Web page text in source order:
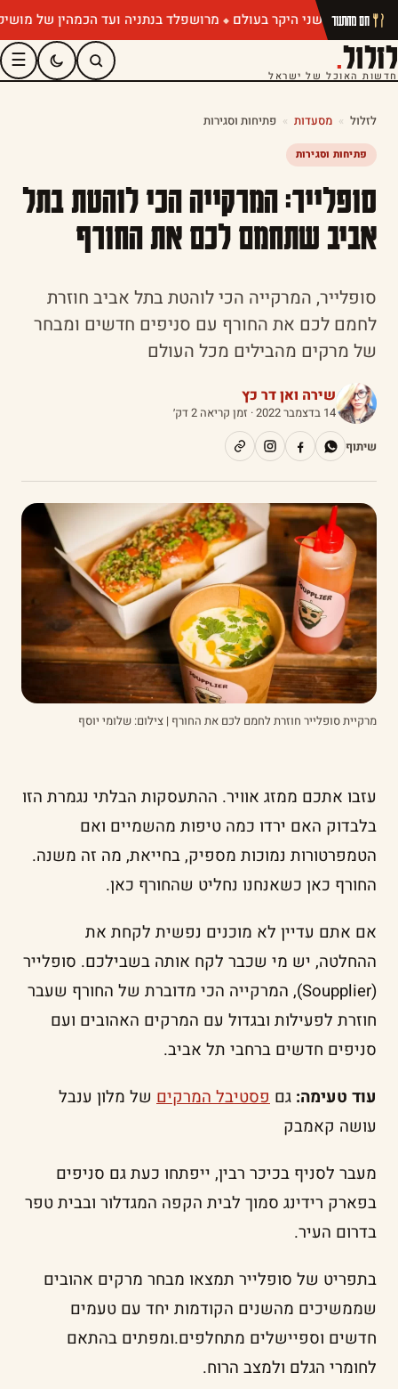
מרושפלד בנתניה ועד הכמהין של מושיק חם מהתנור
לזלול.
חדשות האוכל של ישראל
☰
לזלול » מסעדות » פתיחות וסגירות
פתיחות וסגירות
סופלייר: המרקייה הכי לוהטת בתל
אביב שתחמם לכם את החורף
סופלייר, המרקייה הכי לוהטת בתל אביב חוזרת
לחמם לכם את החורף עם סניפים חדשים ומבחר
של מרקים מהבילים מכל העולם
שירה ואן דר כץ
14 בדצמבר 2022
· זמן קריאה 2 דק׳
שיתוף
מרקיית סופלייר חוזרת לחמם לכם את החורף | צילום: שלומי יוסף
עזבו אתכם ממזג אוויר. ההתעסקות הבלתי נגמרת הזו
בלבדוק האם ירדו כמה טיפות מהשמיים ואם
הטמפרטורות נמוכות מספיק, בחייאת, מה זה משנה.
החורף כאן כשאנחנו נחליט שהחורף כאן.
אם אתם עדיין לא מוכנים נפשית לקחת את
ההחלטה, יש מי שכבר לקח אותה בשבילכם. סופלייר
(Soupplier), המרקייה הכי מדוברת של החורף שעבר
חוזרת לפעילות ובגדול עם המרקים האהובים ועם
סניפים חדשים ברחבי תל אביב.
עוד טעימה: גם פסטיבל המרקים של מלון ענבל
עושה קאמבק
מעבר לסניף בכיכר רבין, ייפתחו כעת גם סניפים
בפארק רידינג סמוך לבית הקפה המגדלור ובבית טפר
בדרום העיר.
בתפריט של סופלייר תמצאו מבחר מרקים אהובים
שממשיכים מהשנים הקודמות יחד עם טעמים
חדשים וספיישלים מתחלפים.ומפתים בהתאם
לחומרי הגלם ולמצב הרוח.